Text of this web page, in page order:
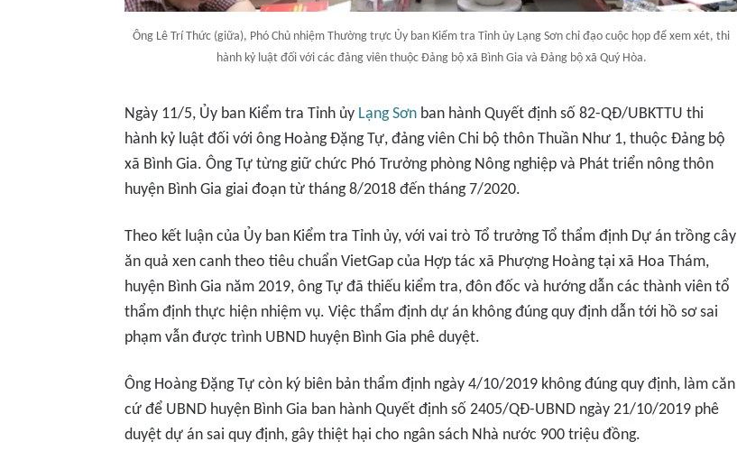
Ông Lê Trí Thức (giữa), Phó Chủ nhiệm Thường trực Ủy ban Kiểm tra Tỉnh ủy Lạng Sơn chỉ đạo cuộc họp để xem xét, thi
hành kỷ luật đối với các đảng viên thuộc Đảng bộ xã Bình Gia và Đảng bộ xã Quý Hòa.
Ngày 11/5, Ủy ban Kiểm tra Tỉnh ủy Lạng Sơn ban hành Quyết định số 82-QĐ/UBKTTU thi
hành kỷ luật đối với ông Hoàng Đặng Tự, đảng viên Chi bộ thôn Thuần Như 1, thuộc Đảng bộ
xã Bình Gia. Ông Tự từng giữ chức Phó Trưởng phòng Nông nghiệp và Phát triển nông thôn
huyện Bình Gia giai đoạn từ tháng 8/2018 đến tháng 7/2020.
Theo kết luận của Ủy ban Kiểm tra Tỉnh ủy, với vai trò Tổ trưởng Tổ thẩm định Dự án trồng cây
ăn quả xen canh theo tiêu chuẩn VietGap của Hợp tác xã Phượng Hoàng tại xã Hoa Thám,
huyện Bình Gia năm 2019, ông Tự đã thiếu kiểm tra, đôn đốc và hướng dẫn các thành viên tổ
thẩm định thực hiện nhiệm vụ. Việc thẩm định dự án không đúng quy định dẫn tới hồ sơ sai
phạm vẫn được trình UBND huyện Bình Gia phê duyệt.
Ông Hoàng Đặng Tự còn ký biên bản thẩm định ngày 4/10/2019 không đúng quy định, làm căn
cứ để UBND huyện Bình Gia ban hành Quyết định số 2405/QĐ-UBND ngày 21/10/2019 phê
duyệt dự án sai quy định, gây thiệt hại cho ngân sách Nhà nước 900 triệu đồng.